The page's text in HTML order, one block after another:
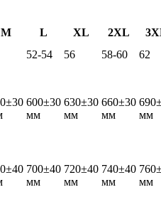
M L XL 2XL
52-54 56 58-60
62
600±30
мм
630±30
мм
660±30
мм
мм
700±40
мм
720±40
мм
740±40
мм
мм